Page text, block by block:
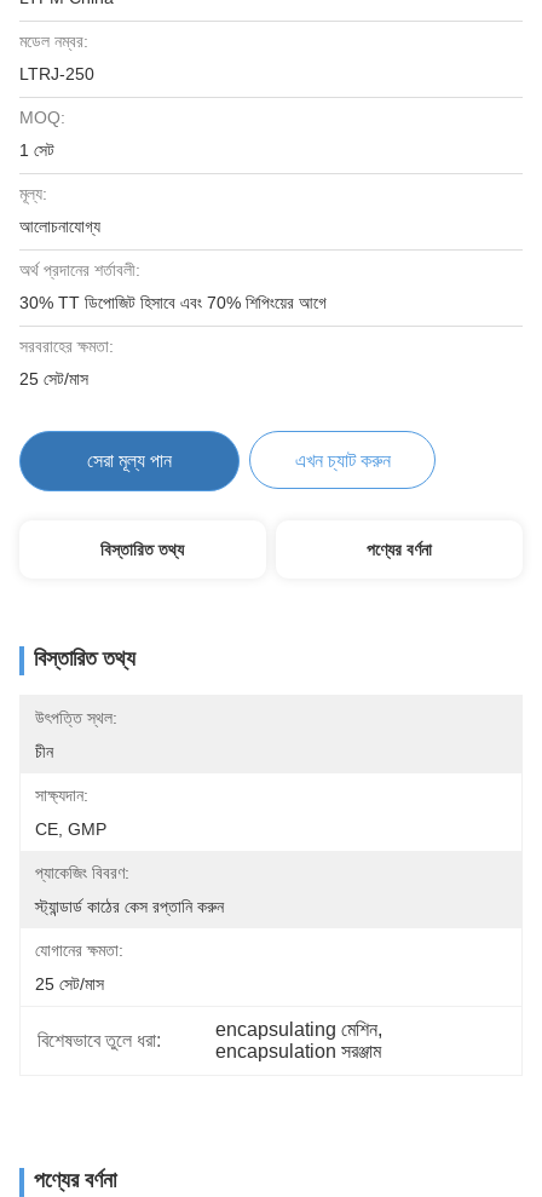
মডেল নম্বর:
LTRJ-250
MOQ:
1 সেট
মূল্য:
আলোচনাযোগ্য
অর্থ প্রদানের শর্তাবলী:
30% TT ডিপোজিট হিসাবে এবং 70% শিপিংয়ের আগে
সরবরাহের ক্ষমতা:
25 সেট/মাস
সেরা মূল্য পান এখন চ্যাট করুন
বিস্তারিত তথ্য পণ্যের বর্ণনা
বিস্তারিত তথ্য
উৎপত্তি স্থল:
চীন
সাক্ষ্যদান:
CE, GMP
প্যাকেজিং বিবরণ:
স্ট্যান্ডার্ড কাঠের কেস রপ্তানি করুন
যোগানের ক্ষমতা:
25 সেট/মাস
বিশেষভাবে তুলে ধরা:
encapsulating মেশিন,
encapsulation সরঞ্জাম
পণ্যের বর্ণনা